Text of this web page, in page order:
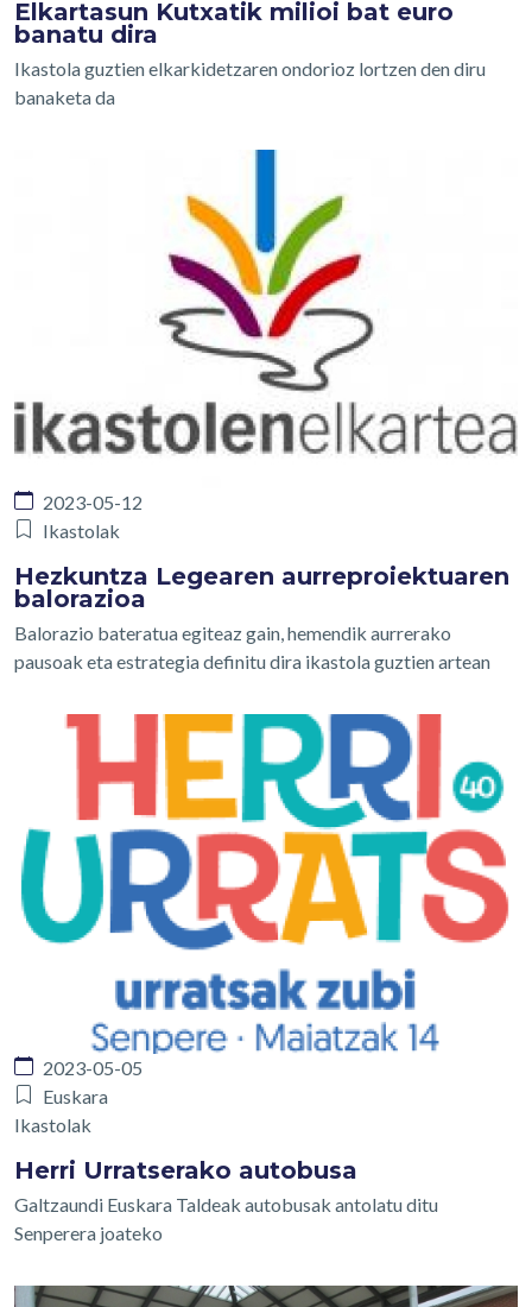
Elkartasun Kutxatik milioi bat euro
banatu dira
Ikastola guztien elkarkidetzaren ondorioz lortzen den diru
banaketa da
2023-05-12
Ikastolak
Hezkuntza Legearen aurreproiektuaren
balorazioa
Balorazio bateratua egiteaz gain, hemendik aurrerako
pausoak eta estrategia definitu dira ikastola guztien artean
2023-05-05
Euskara
Ikastolak
Herri Urratserako autobusa
Galtzaundi Euskara Taldeak autobusak antolatu ditu
Senperera joateko